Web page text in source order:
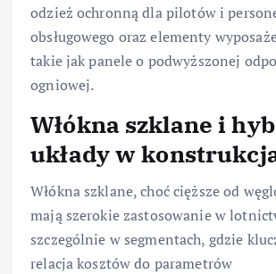
odzież ochronną dla pilotów i
obsługowego oraz elementy
takie jak panele o podwyższonej
ogniowej.
Włókna szklane i
układy w
Włókna szklane, choć cięższe od
mają szerokie zastosowanie w
szczególnie w segmentach, gdzie
relacja kosztów do parametrów